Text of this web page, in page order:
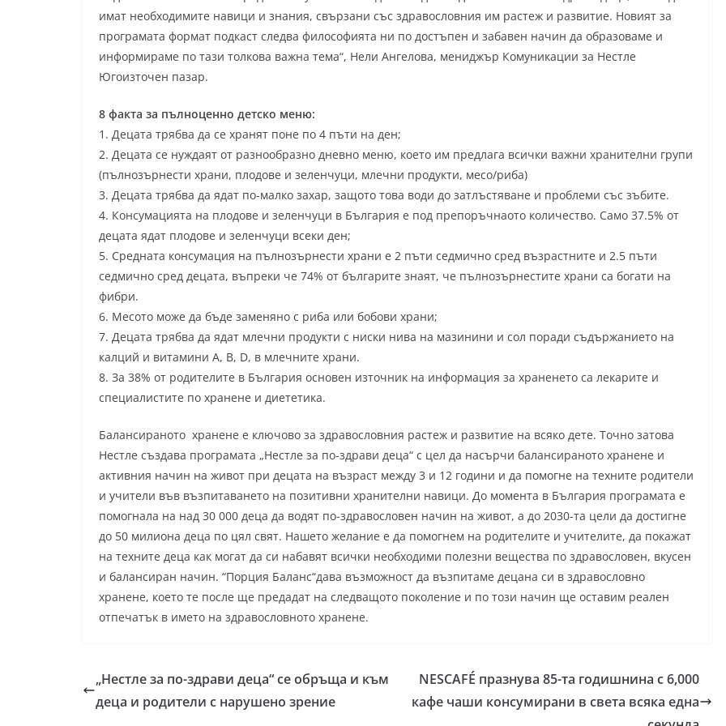
имат необходимите навици и знания, свързани със здравословния им растеж и развитие. Новият за
програмата формат подкаст следва философията ни по достъпен и забавен начин да образоваме и
информираме по тази толкова важна тема“, Нели Ангелова, мениджър Комуникации за Нестле
Югоизточен пазар.
8 факта за пълноценно детско меню:
1. Децата трябва да се хранят поне по 4 пъти на ден;
2. Децата се нуждаят от разнообразно дневно меню, което им предлага всички важни хранителни групи
(пълнозърнести храни, плодове и зеленчуци, млечни продукти, месо/риба)
3. Децата трябва да ядат по-малко захар, защото това води до затлъстяване и проблеми със зъбите.
4. Консумацията на плодове и зеленчуци в България е под препоръчнаото количество. Само 37.5% от
децата ядат плодове и зеленчуци всеки ден;
5. Средната консумация на пълнозърнести храни е 2 пъти седмично сред възрастните и 2.5 пъти
седмично сред децата, въпреки че 74% от българите знаят, че пълнозърнестите храни са богати на
фибри.
6. Месото може да бъде заменяно с риба или бобови храни;
7. Децата трябва да ядат млечни продукти с ниски нива на мазинини и сол поради съдържанието на
калций и витамини А, B, D, в млечните храни.
8. За 38% от родителите в България основен източник на информация за храненето са лекарите и
специалистите по хранене и диететика.
Балансираното хранене е ключово за здравословния растеж и развитие на всяко дете. Точно затова
Нестле създава програмата „Нестле за по-здрави деца“ с цел да насърчи балансираното хранене и
активния начин на живот при децата на възраст между 3 и 12 години и да помогне на техните родители
и учители във възпитаването на позитивни хранителни навици. До момента в България програмата е
помогнала на над 30 000 деца да водят по-здравословен начин на живот, а до 2030-та цели да достигне
до 50 милиона деца по цял свят. Нашето желание е да помогнем на родителите и учителите, да покажат
на техните деца как могат да си набавят всички необходими полезни вещества по здравословен, вкусен
и балансиран начин. “Порция Баланс“дава възможност да възпитаме децана си в здравословно
хранене, което те после ще предадат на следващото поколение и по този начин ще оставим реален
отпечатък в името на здравословното хранене.
„Нестле за по-здрави деца“ се обръща и към
деца и родители с нарушено зрение
NESCAFÉ празнува 85-та годишнина с 6,000
кафе чаши консумирани в света всяка една